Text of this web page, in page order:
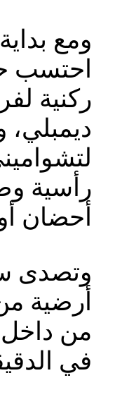
ومع
احتسب
ركنية
رأسية
أحضان
وتصدى
أرضية
من داخل
في الدقيقة